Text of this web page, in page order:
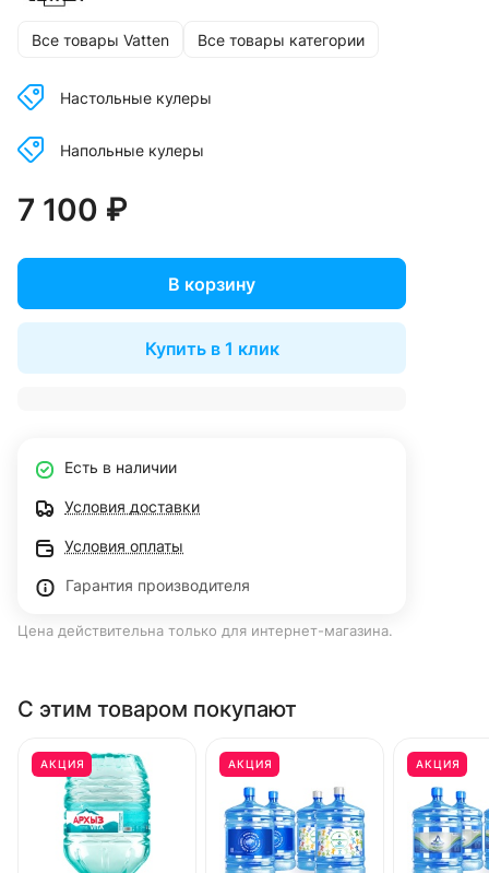
Все товары Vatten Все товары категории
Настольные кулеры
Напольные кулеры
7 100 ₽
В корзину
Купить в 1 клик
Есть в наличии
Условия доставки
Условия оплаты
Гарантия производителя
Цена действительна только для интернет-магазина.
С этим товаром покупают
АКЦИЯ АКЦИЯ АКЦИЯ